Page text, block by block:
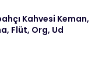
Kahvesi Keman,
Flüt, Org, Ud